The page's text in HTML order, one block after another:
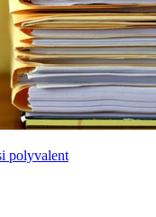
polyvalent